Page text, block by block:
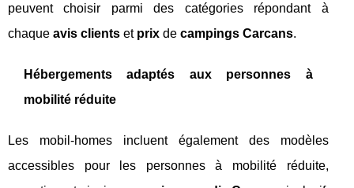
peuvent choisir parmi des catégories répondant à
chaque avis clients et prix de campings Carcans.
Hébergements adaptés aux personnes à
mobilité réduite
Les mobil-homes incluent également des modèles
accessibles pour les personnes à mobilité réduite,